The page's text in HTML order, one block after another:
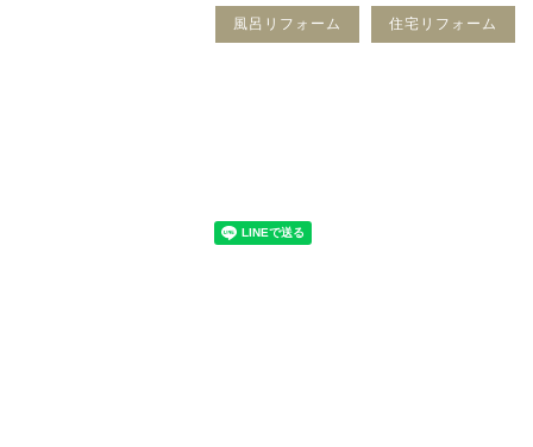
住宅リフォーム
風呂リフォーム